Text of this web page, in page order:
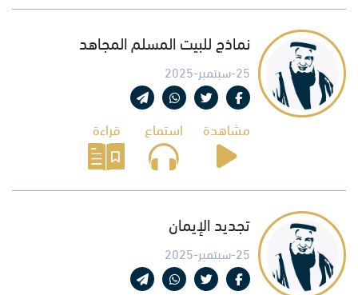
نماذج للبيت المسلم المجاهد
25-سبتمبر-2025
مشاهدة استماع قراءة
تجديد الإيمان
25-سبتمبر-2025